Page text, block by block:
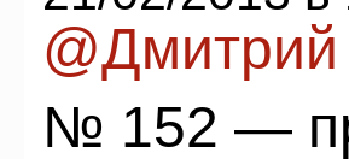
№ 152 —